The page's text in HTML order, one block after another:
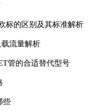
标的区别及其标准解析
载流量解析
管的合适替代型号
些